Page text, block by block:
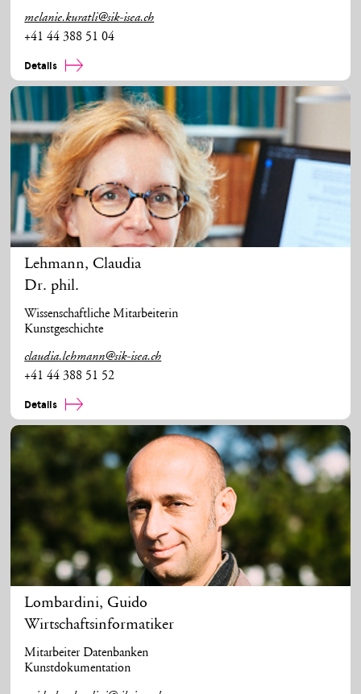
melanie.kuratli@sik-isea.ch
+41 44 388 51 04
Details
Lehmann,Claudia
Dr. phil.
Wissenschaftliche Mitarbeiterin
Kunstgeschichte
claudia.lehmann@sik-isea.ch
+41 44 388 51 52
Details
Lombardini, Guido
Wirtschaftsinformatiker
Mitarbeiter Datenbanken
Kunstdokumentation